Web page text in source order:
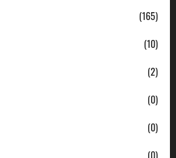
(165)
(10)
(2)
(0)
(0)
(0)